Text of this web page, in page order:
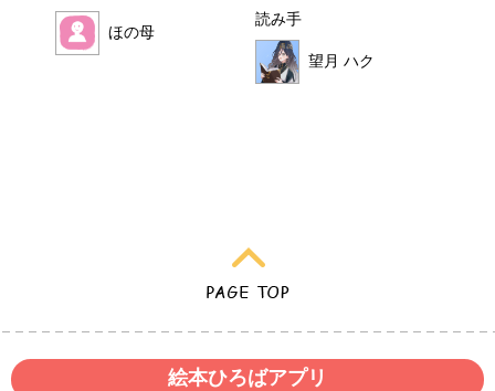
ほの母
読み手
望月 ハク
絵本ひろばアプリ